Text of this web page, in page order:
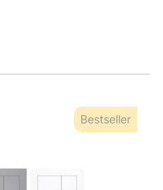
Bestseller